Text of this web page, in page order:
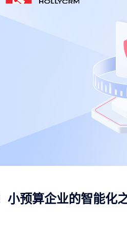
小预算企业的智能化